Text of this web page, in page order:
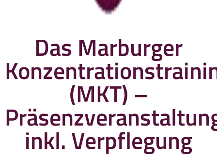
Das Marburger
(MKT) –
inkl. Verpflegung